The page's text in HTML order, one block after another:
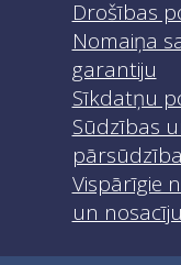
Drošības
Nomaiņa
garantiju
Sīkdatņu
Sūdzības
Vispārīgie
un